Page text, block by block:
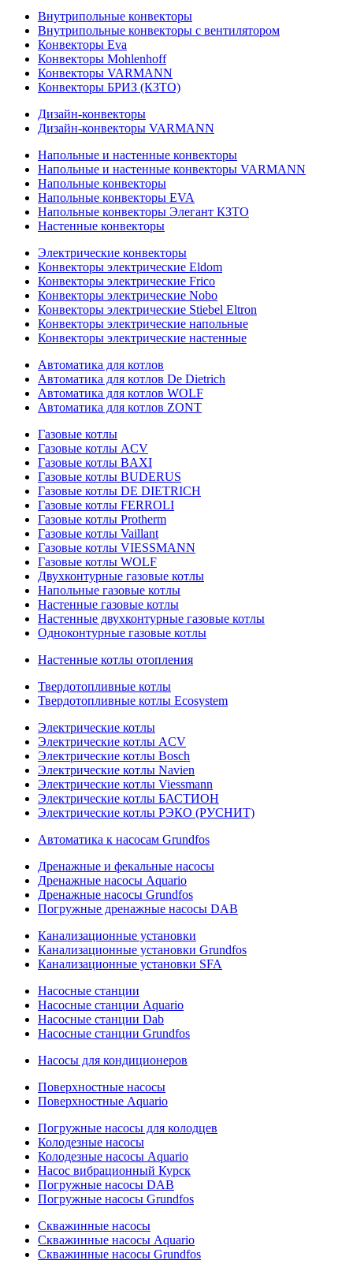
Внутрипольные конвекторы
Внутрипольные конвекторы с вентилятором
Конвекторы Eva
Конвекторы Mohlenhoff
Конвекторы VARMANN
Конвекторы БРИЗ (КЗТО)
Дизайн-конвекторы
Дизайн-конвекторы VARMANN
Напольные и настенные конвекторы
Напольные и настенные конвекторы VARMANN
Напольные конвекторы
Напольные конвекторы EVA
Напольные конвекторы Элегант КЗТО
Настенные конвекторы
Электрические конвекторы
Конвекторы электрические Eldom
Конвекторы электрические Frico
Конвекторы электрические Nobo
Конвекторы электрические Stiebel Eltron
Конвекторы электрические напольные
Конвекторы электрические настенные
Автоматика для котлов
Автоматика для котлов De Dietrich
Автоматика для котлов WOLF
Автоматика для котлов ZONT
Газовые котлы
Газовые котлы ACV
Газовые котлы BAXI
Газовые котлы BUDERUS
Газовые котлы DE DIETRICH
Газовые котлы FERROLI
Газовые котлы Protherm
Газовые котлы Vaillant
Газовые котлы VIESSMANN
Газовые котлы WOLF
Двухконтурные газовые котлы
Напольные газовые котлы
Настенные газовые котлы
Настенные двухконтурные газовые котлы
Одноконтурные газовые котлы
Настенные котлы отопления
Твердотопливные котлы
Твердотопливные котлы Ecosystem
Электрические котлы
Электрические котлы ACV
Электрические котлы Bosch
Электрические котлы Navien
Электрические котлы Viessmann
Электрические котлы БАСТИОН
Электрические котлы РЭКО (РУСНИТ)
Автоматика к насосам Grundfos
Дренажные и фекальные насосы
Дренажные насосы Aquario
Дренажные насосы Grundfos
Погружные дренажные насосы DAB
Канализационные установки
Канализационные установки Grundfos
Канализационные установки SFA
Насосные станции
Насосные станции Aquario
Насосные станции Dab
Насосные станции Grundfos
Насосы для кондиционеров
Поверхностные насосы
Поверхностные Aquario
Погружные насосы для колодцев
Колодезные насосы
Колодезные насосы Aquario
Насос вибрационный Курск
Погружные насосы DAB
Погружные насосы Grundfos
Скважинные насосы
Скважинные насосы Aquario
Скважинные насосы Grundfos